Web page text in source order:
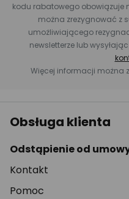
kodu rabatowego obowiązuje
można zrezygnować z
umożliwiającego
newsletterze lub
Więcej informacji można
Obsługa klienta
Odstąpienie od
Kontakt
Pomoc